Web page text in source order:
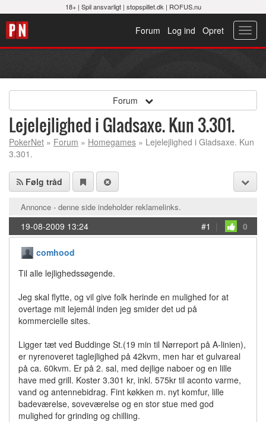
18+ | Spil ansvarligt| stopspillet.dk | ROFUS.nu
Opret
Log ind
Forum
Forum
Lejelejlighed i Gladsaxe. Kun 3.301.
PokerNet » Forum » Homegames » Lejelejlighed i Gladsaxe. Kun
3.301.
Følg tråd
Annonce - denne side indeholder reklamelinks.
19-08-2009 13:24 #1 | 0
comhood
Til alle lejlighedssøgende.
Jeg skal flytte, og vil give folk herinde en mulighed for at
overtage mit lejemål inden jeg smider det ud på
kommercielle sites.
Ligger tæt ved Buddinge St.(19 min til Nørreport på A-linien),
er nyrenoveret taglejlighed på 42kvm, men har et gulvareal
på ca. 60kvm. Er på 2. sal, med dejlige naboer og en lille
have med grill. Koster 3.301 kr, inkl. 575kr til aconto varme,
vand og antennebidrag. Fint køkken m. nyt komfur, lille
badeværelse, soveværelse og en stor stue med god
mulighed for grinding og chilling.